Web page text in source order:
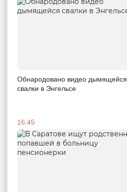
Обнародовано видео дымящейся
свалки в Энгельсе
16:45